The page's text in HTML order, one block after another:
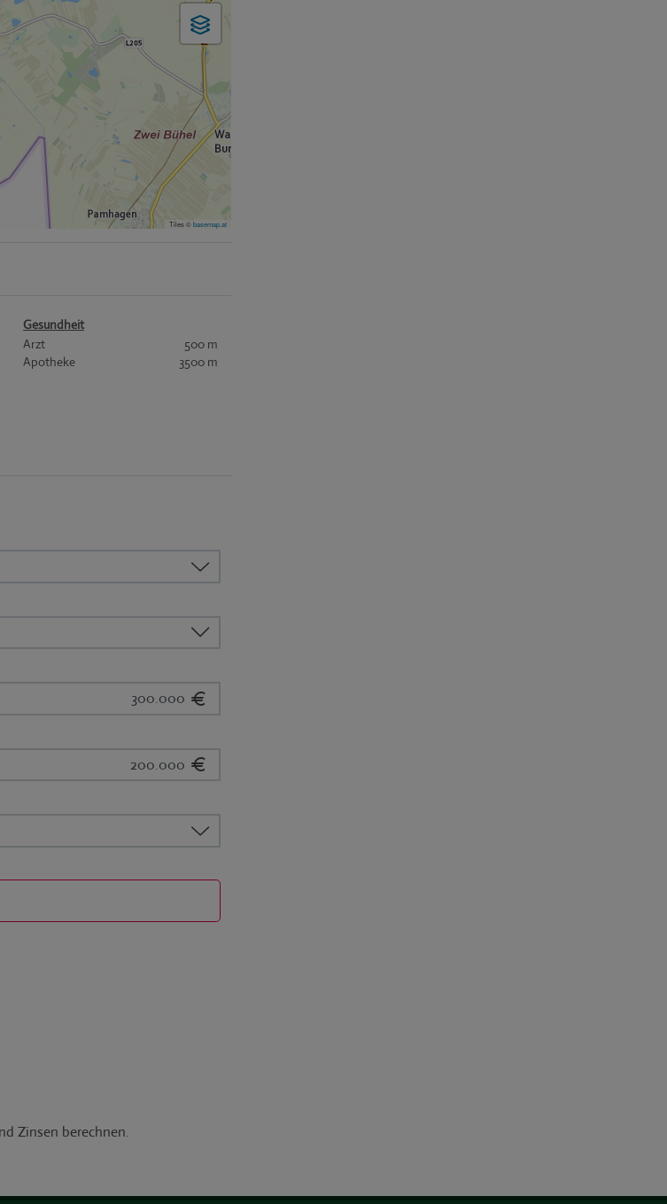
Tiles ©basemap.at
Gesundheit
Arzt
500 m
Apotheke
3500 m